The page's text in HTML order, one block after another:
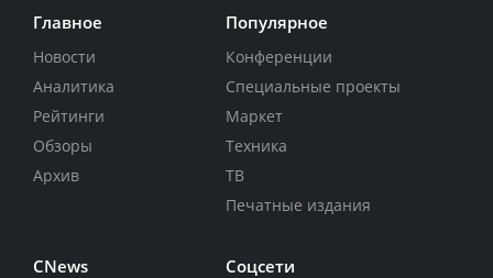
Главное
Новости
Аналитика
Рейтинги
Обзоры
Архив
Популярное
Конференции
Специальные проекты
Маркет
Техника
ТВ
Печатные издания
CNews Соцсети